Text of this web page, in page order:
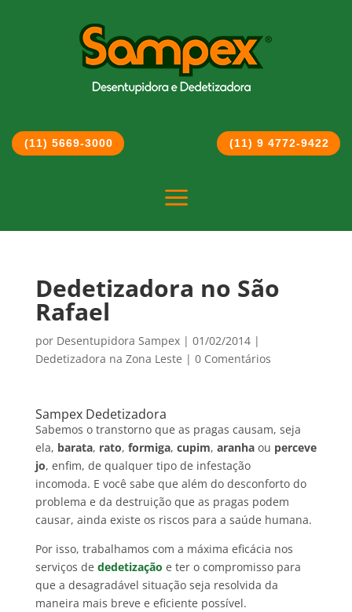
(11) 5669-3000 (11) 9 4772-9422
a
Dedetizadora no São
Rafael
por Desentupidora Sampex| 01/02/2014|
Dedetizadora na Zona Leste | 0 Comentários
Sampex Dedetizadora
Sabemos o transtorno que as pragas causam, seja
ela, barata, rato, formiga, cupim, aranhaou perceve
jo, enfim, de qualquer tipo de infestação
incomoda. E você sabe que além do desconforto do
problema e da destruição que as pragas podem
causar, ainda existe os riscos para a saúde humana.
Por isso, trabalhamos com a máxima eficácia nos
serviços de dedetização e ter o compromisso para
que a desagradável situação seja resolvida da
maneira mais breve e eficiente possível.